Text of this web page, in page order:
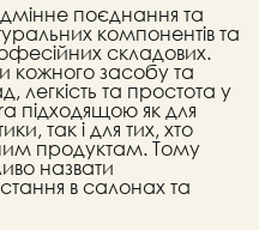
поєднання та
компонентів та
складових.
кожного засобу та
та простота у
підходящою як для
так і для тих, хто
продуктам. Тому
назвати
в салонах та